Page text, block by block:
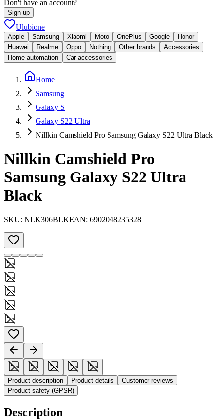
Don't have an account?
Sign up
Ulubione
Apple Samsung Xiaomi Moto OnePlus Google
Honor
Huawei
Realme Oppo Nothing Other brands
Accessories
Home automation
Car accessories
Home
Samsung
Galaxy S
Galaxy S22 Ultra
Nillkin Camshield Pro Samsung Galaxy S22 Ultra Black
Nillkin Camshield Pro
Samsung Galaxy S22 Ultra
Black
SKU: NLK306BLKEAN: 6902048235328
Product description Product details
Customer reviews
Product safety (GPSR)
Description